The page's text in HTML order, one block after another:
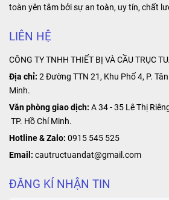
tạo ra một hệ
toàn yên tâm bởi sự an toàn, uy tín, chất
LIÊN HỆ
CÔNG TY TNHH THIẾT BỊ VÀ CẦU TRỤC
Địa chỉ: 2 Đường TTN 21, Khu Phố 4, P.
Minh.
Văn phòng giao dịch: A 34 - 35 Lê Thị
TP. Hồ Chí Minh.
Hotline & Zalo: 0915 545 525
Email: cautructuandat@gmail.com
ĐĂNG KÍ NHẬN TIN